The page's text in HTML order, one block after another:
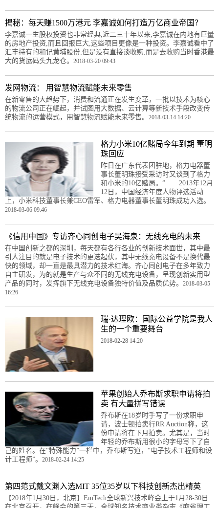
揭秘：每天赚1500万港元 李嘉诚如何打造万亿商业帝国？
李嘉诚一生股权投资也非常经典,近二三十年以来,李嘉诚在内地有巨量
的房地产投资,而且回报巨大,这些项目更像是一种投资。李嘉诚看中了
汇丰持有的和记黄埔股份,但是没有直接谈收购,而是去收购当时香港最
大的货运码头九龙仓。 2018-03-20 09:43
发网物流： 用智慧物流赋能未来零售
在新零售的大趋势下，消费和流通正在发生变革，一批以技术为核心
的物流公司正在崛起，并试图用大数据、云计算等新技术手段改变传
统物流的运营模式，用智慧物流赋能未来零售。 2018-03-14 14:20
格力小米10亿赌局今年到期 董明
珠回应
昨日在广东代表团驻地，格力电器董
事长董明珠接受采访时又谈到了格力
和小米的10亿赌局。” 2013年12月
12日，中国经济年度人物评选活动
上，小米科技董事长兼CEO雷军、格力电器董事长董明珠成功入选。
2018-03-06 09:46
《信用中国》专访齐心同创电子吴海泉：无线充电的未来
在中国创新之都的深圳，每天都有各行各业的创新技术面世，其中最
引人注目的就是电子技术的更迭起伏，其中无线充电设备不是换代最
快的领域，却一直是最具潜力的技术红海。齐心同创电子在多年致力
自主研发，为的就是生产与众不同的无线充电设备，呈现创新实用型
产品的同时，发挥旗下无线充电设备独特价值及品质优势。 2018-03-05
16:26
瑞·达理欧：国际公益学院是我人
生的一个重要舞台
2018-02-28 14:20
苹果创始人乔布斯求职申请将拍
卖 有大量拼写错误
乔布斯在18岁时手写了一份求职申
请，波士顿拍卖行RR Auction称，这
份申请将在下月拍卖。尤其是，当时
年轻的乔布斯用很小的字母写下了自
己的姓名。在“特殊能力”一栏中，乔布斯写道，“电子技术工程师和设
计工程师”。 2018-02-24 14:25
第四范式戴文渊入选MIT 35位35岁以下科技创新杰出精英
【2018年1月30日，北京】EmTech全球新兴技术峰会上于1月28-30日
在北京召开，在峰会的第三天，全球知名技术商业类杂志《麻省理工